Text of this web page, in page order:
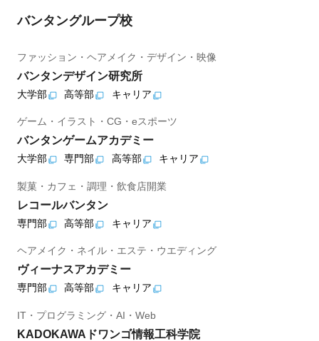
バンタングループ校
ファッション・ヘアメイク・デザイン・映像
バンタンデザイン研究所
大学部 高等部 キャリア
ゲーム・イラスト・CG・eスポーツ
バンタンゲームアカデミー
大学部 専門部 高等部 キャリア
製菓・カフェ・調理・飲食店開業
レコールバンタン
専門部 高等部 キャリア
ヘアメイク・ネイル・エステ・ウエディング
ヴィーナスアカデミー
専門部 高等部 キャリア
IT・プログラミング・AI・Web
KADOKAWAドワンゴ情報工科学院